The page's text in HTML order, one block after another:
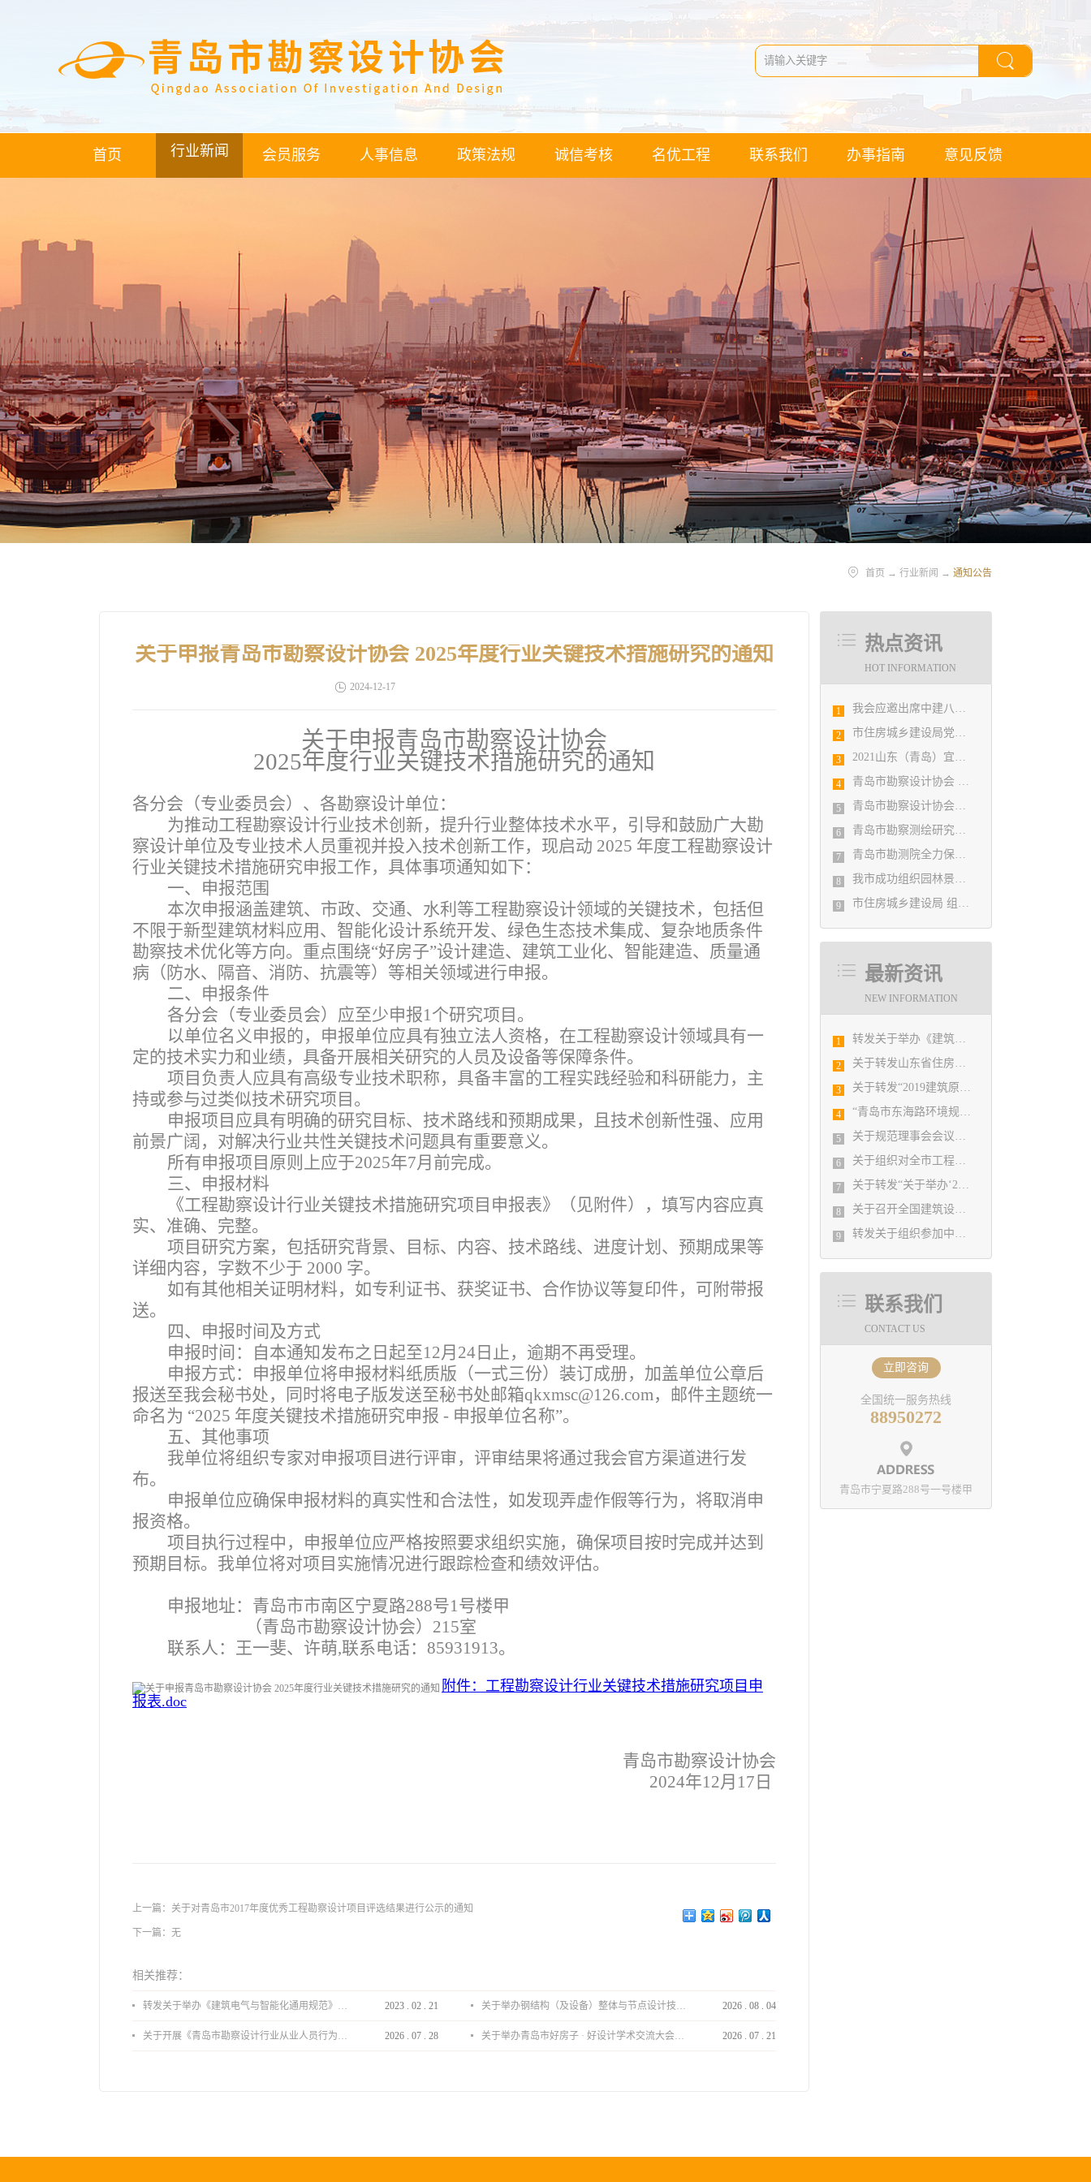
首页 行业新闻 会员服务 人事信息 政策法规 诚信考核 名优工程 联系我们 办事指南 意见反馈
首页 → 行业新闻 → 通知公告
热点资讯
HOT INFORMATION
1 我会应邀出席中建八局四公司设计管理研究院揭牌仪式
2 市住房城乡建设局党组书记、局长陈勇调研市勘察设计协会及所属审图机构
3 2021山东（青岛）宜居博览会盛大开幕
4 青岛市勘察设计协会 第五届二次会员代表大会纪要
5 青岛市勘察设计协会党支部召开党史学习教育专题组织生活会
6 青岛市勘察测绘研究院参加第29届国际制图大会并荣获3项国际大奖
7 青岛市勘测院全力保障自然灾害普查区县级质检汇交工作
8 我市成功组织园林景观设计创意职业技能竞赛
9 市住房城乡建设局 组织设计人员能力提升培训会
最新资讯
NEW INFORMATION
1 转发关于举办《建筑电气与智能化通用规范》 GB55024-2022公益宣贯的通知
2 关于转发山东省住房和城乡建设厅《关于2019年度山东省优秀工程勘察设计竞赛和泰山奖•美丽村居建筑设计大赛优胜项目提名的公示》的通知
3 关于转发“2019建筑原创设计论坛”的通知
4 “青岛市东海路环境规划工程”入选全国勘察设计行业庆祝新中国成立70周年系列推举活动优秀园林设计项目
5 关于规范理事会会议题申报格式及流程的情况说明
6 关于组织对全市工程勘察设计单位进行BIM技术应用现状调查的通知
7 关于转发“关于举办‘2020年勘察设计结构工程师专业技术提升培训班’的通知”的通知
8 关于召开全国建筑设计行业创新创优学术峰会暨第十一届 江苏省园艺博览会博览园规划设计学术交流会的通知
9 转发关于组织参加中设协“企业会计准则新变化与税收新政策解读、工程勘察设计企业 收入确认与成本处理实务操作与税务全面筹划培训班”的通知
联系我们
CONTACT US
立即咨询
全国统一服务热线
88950272
青岛市宁夏路288号一号楼甲
关于申报青岛市勘察设计协会 2025年度行业关键技术措施研究的通知
2024-12-17
关于申报青岛市勘察设计协会
2025年度行业关键技术措施研究的通知
各分会（专业委员会）、各勘察设计单位：
为推动工程勘察设计行业技术创新，提升行业整体技术水平，引导和鼓励广大勘
察设计单位及专业技术人员重视并投入技术创新工作，现启动 2025 年度工程勘察设计
行业关键技术措施研究申报工作，具体事项通知如下：
一、申报范围
本次申报涵盖建筑、市政、交通、水利等工程勘察设计领域的关键技术，包括但
不限于新型建筑材料应用、智能化设计系统开发、绿色生态技术集成、复杂地质条件
勘察技术优化等方向。重点围绕“好房子”设计建造、建筑工业化、智能建造、质量通
病（防水、隔音、消防、抗震等）等相关领域进行申报。
二、申报条件
各分会（专业委员会）应至少申报1个研究项目。
以单位名义申报的，申报单位应具有独立法人资格，在工程勘察设计领域具有一
定的技术实力和业绩，具备开展相关研究的人员及设备等保障条件。
项目负责人应具有高级专业技术职称，具备丰富的工程实践经验和科研能力，主
持或参与过类似技术研究项目。
申报项目应具有明确的研究目标、技术路线和预期成果，且技术创新性强、应用
前景广阔，对解决行业共性关键技术问题具有重要意义。
所有申报项目原则上应于2025年7月前完成。
三、申报材料
《工程勘察设计行业关键技术措施研究项目申报表》（见附件），填写内容应真
实、准确、完整。
项目研究方案，包括研究背景、目标、内容、技术路线、进度计划、预期成果等
详细内容，字数不少于 2000 字。
如有其他相关证明材料，如专利证书、获奖证书、合作协议等复印件，可附带报
送。
四、申报时间及方式
申报时间：自本通知发布之日起至12月24日止，逾期不再受理。
申报方式：申报单位将申报材料纸质版（一式三份）装订成册，加盖单位公章后
报送至我会秘书处，同时将电子版发送至秘书处邮箱qkxmsc@126.com，邮件主题统一
命名为 “2025 年度关键技术措施研究申报 - 申报单位名称”。
五、其他事项
我单位将组织专家对申报项目进行评审，评审结果将通过我会官方渠道进行发
布。
申报单位应确保申报材料的真实性和合法性，如发现弄虚作假等行为，将取消申
报资格。
项目执行过程中，申报单位应严格按照要求组织实施，确保项目按时完成并达到
预期目标。我单位将对项目实施情况进行跟踪检查和绩效评估。
申报地址：青岛市市南区宁夏路288号1号楼甲
（青岛市勘察设计协会）215室
联系人：王一斐、许萌,联系电话：85931913。
附件：工程勘察设计行业关键技术措施研究项目申
报表.doc
青岛市勘察设计协会
2024年12月17日
上一篇： 关于对青岛市2017年度优秀工程勘察设计项目评选结果进行公示的通知
下一篇：无
相关推荐：
转发关于举办《建筑电气与智能化通用规范》 GB55024-2022公益宣贯的通知 2023 . 02 . 21 关于举办钢结构（及设备）整体与节点设计技术分享会的通知 2026 . 08 . 04
关于开展《青岛市勘察设计行业从业人员行为导则》、《青岛市住宅工程设计审查品质提升指引（2026版）》宣贯活动的通知 2026 . 07 . 28 关于举办青岛市好房子 · 好设计学术交流大会的通知 2026 . 07 . 21